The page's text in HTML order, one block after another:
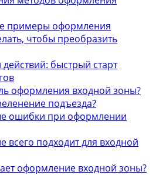
примеры оформления
чтобы преобразить
быстрый старт
оформления входной зоны?
подъезда?
ошибки при оформлении
всего подходит для входной
оформление входной зоны?